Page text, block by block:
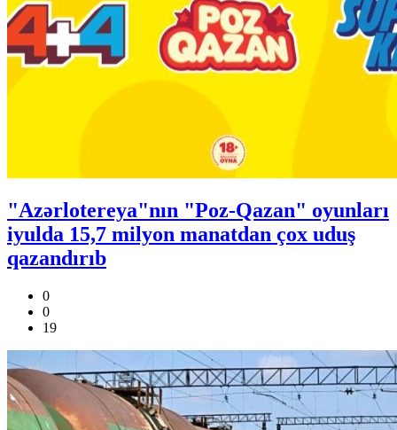
"Azərlotereya"nın "Poz-Qazan" oyunları
iyulda 15,7 milyon manatdan çox uduş
qazandırıb
0
0
19